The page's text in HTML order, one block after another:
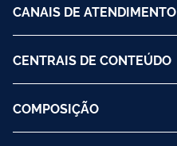
CANAIS DE ATENDIMENTO
CENTRAIS DE CONTEÚDO
COMPOSIÇÃO